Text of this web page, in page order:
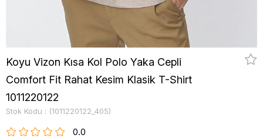
Koyu Vizon Kısa Kol Polo Yaka Cepli
Comfort Fit Rahat Kesim Klasik T-Shirt
1011220122
Stok Kodu (1011220122_405)
0.0